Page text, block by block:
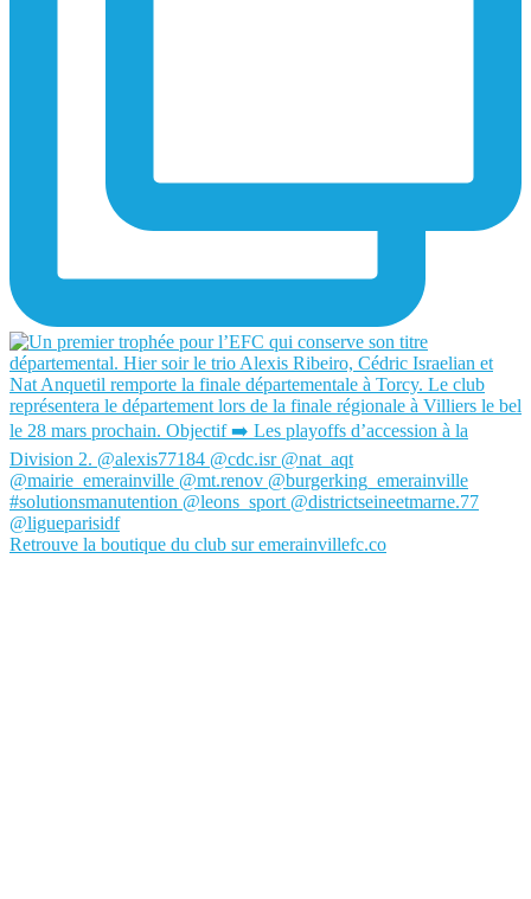
Retrouve la boutique du club sur emerainvillefc.co